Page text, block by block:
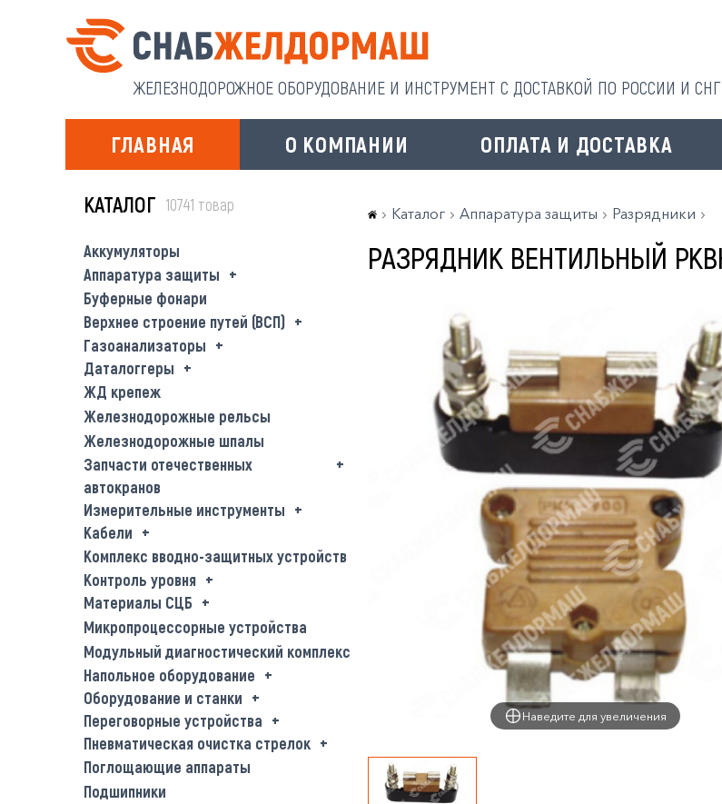
ЖЕЛЕЗНОДОРОЖНОЕ ОБОРУДОВАНИЕ И ИНСТРУМЕНТ С ДОСТАВКОЙ ПО РОССИИ И
ГЛАВНАЯ О КОМПАНИИ ОПЛАТА И ДОСТАВКА
КАТАЛОГ 10741 товар
Аккумуляторы
Аппаратура защиты
Буферные фонари
Верхнее строение путей (ВСП)
Газоанализаторы
Даталоггеры
ЖД крепеж
Железнодорожные рельсы
Железнодорожные шпалы
Запчасти отечественных
автокранов
Измерительные инструменты
Кабели
Комплекс вводно-защитных устройств
Контроль уровня
Материалы СЦБ
Микропроцессорные устройства
Модульный диагностический комплекс
Напольное оборудование
Оборудование и станки
Переговорные устройства
Пневматическая очистка стрелок
Поглощающие аппараты
Подшипники
Каталог Аппаратура защиты Разрядники
РАЗРЯДНИК ВЕНТИЛЬНЫЙ
Наведите для увеличения